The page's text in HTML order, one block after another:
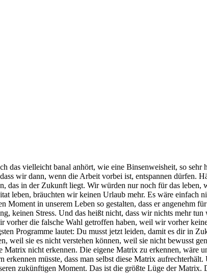
das vielleicht banal anhört, wie eine Binsenweisheit, so sehr
wir dann, wenn die Arbeit vorbei ist, entspannen dürfen.
das in der Zukunft liegt. Wir würden nur noch für das leben,
leben, bräuchten wir keinen Urlaub mehr. Es wäre einfach
in unserem Leben so gestalten, dass er angenehm
keinen Stress. Und das heißt nicht, dass wir nichts mehr
die falsche Wahl getroffen haben, weil wir vorher
Programme lautet: Du musst jetzt leiden, damit es dir in
weil sie es nicht verstehen können, weil sie nicht bewusst
Matrix nicht erkennen. Die eigene Matrix zu erkennen, wäre
müsste, dass man selbst diese Matrix aufrechterhält.
zukünftigen Moment. Das ist die größte Lüge der Matrix.